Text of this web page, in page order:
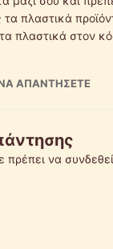
πλαστικά
πλαστικά στον
ΝΑ ΑΠΑΝΤΉΣΕΤΕ
πρέπει να